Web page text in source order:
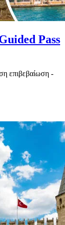
Pass
επιβεβαίωση -